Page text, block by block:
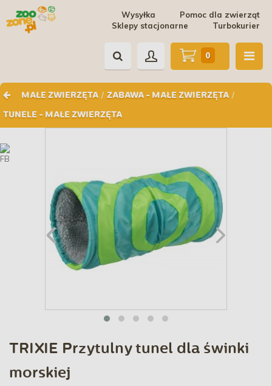
Pomoc dla zwierząt
Wysyłka
Turbokurier
Sklepy stacjonarne
MAŁE ZWIERZĘTA / ZABAWA - MAŁE ZWIERZĘTA /
TUNELE - MAŁE ZWIERZĘTA
0
TRIXIE Przytulny tunel dla świnki
morskiej